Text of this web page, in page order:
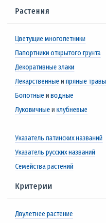
Растения
Цветущие многолетники
Папортники открытого грунта
Декоративные злаки
Лекарственные и пряные травы
Болотные и водные
Луковичные и клубневые
Указатель латинских названий
Указатель русских названий
Семейства растений
Критерии
Двулетнее растение